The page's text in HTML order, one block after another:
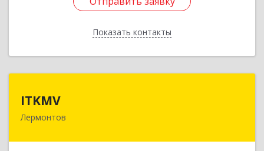
Показать контакты
Назад
ITKMV
Лермонтов